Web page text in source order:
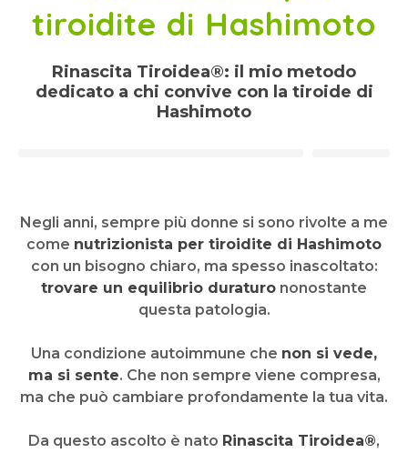
tiroidite di Hashimoto
Rinascita Tiroidea®: il mio metodo
dedicato a chi convive con la tiroide di
Hashimoto
Negli anni, sempre più donne si sono rivolte a me
come nutrizionista per tiroidite di Hashimoto
con un bisogno chiaro, ma spesso inascoltato:
trovare un equilibrio duraturo nonostante
questa patologia.
Una condizione autoimmune che non si vede,
ma si sente. Che non sempre viene compresa,
ma che può cambiare profondamente la tua vita.
Da questo ascolto è nato Rinascita Tiroidea®,